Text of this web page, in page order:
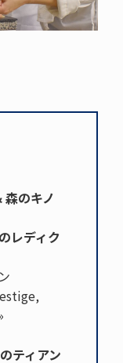
森のキノ
レディク
ティアン